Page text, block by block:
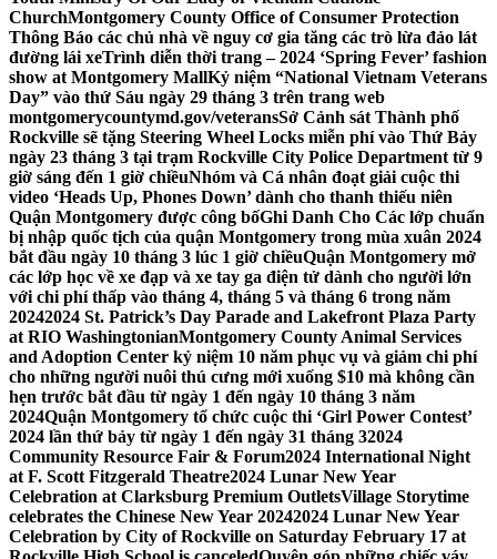
ChurchMontgomery County Office of Consumer Protection
Thông Báo các chủ nhà về nguy cơ gia tăng các trò lừa đảo lát
đường lái xeTrình diễn thời trang – 2024 ‘Spring Fever’ fashion
show at Montgomery MallKỷ niệm “National Vietnam Veterans
Day” vào thứ Sáu ngày 29 tháng 3 trên trang web
montgomerycountymd.gov/veteransSở Cảnh sát Thành phố
Rockville sẽ tặng Steering Wheel Locks miễn phí vào Thứ Bảy
ngày 23 tháng 3 tại trạm Rockville City Police Department từ 9
giờ sáng đến 1 giờ chiềuNhóm và Cá nhân đoạt giải cuộc thi
video ‘Heads Up, Phones Down’ dành cho thanh thiếu niên
Quận Montgomery được công bốGhi Danh Cho Các lớp chuẩn
bị nhập quốc tịch của quận Montgomery trong mùa xuân 2024
bắt đầu ngày 10 tháng 3 lúc 1 giờ chiềuQuận Montgomery mở
các lớp học về xe đạp và xe tay ga điện tử dành cho người lớn
với chi phí thấp vào tháng 4, tháng 5 và tháng 6 trong năm
20242024 St. Patrick’s Day Parade and Lakefront Plaza Party
at RIO WashingtonianMontgomery County Animal Services
and Adoption Center kỷ niệm 10 năm phục vụ và giảm chi phí
cho những người nuôi thú cưng mới xuống $10 mà không cần
hẹn trước bắt đầu từ ngày 1 đến ngày 10 tháng 3 năm
2024Quận Montgomery tổ chức cuộc thi ‘Girl Power Contest’
2024 lần thứ bảy từ ngày 1 đến ngày 31 tháng 32024
Community Resource Fair & Forum2024 International Night
at F. Scott Fitzgerald Theatre2024 Lunar New Year
Celebration at Clarksburg Premium OutletsVillage Storytime
celebrates the Chinese New Year 20242024 Lunar New Year
Celebration by City of Rockville on Saturday February 17 at